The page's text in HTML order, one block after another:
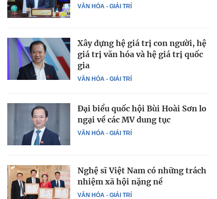
VĂN HÓA - GIẢI TRÍ
VĂN HÓA - GIẢI TRÍ
Xây dựng hệ giá trị con người, hệ
giá trị văn hóa và hệ giá trị quốc
gia
VĂN HÓA - GIẢI TRÍ
Đại biểu quốc hội Bùi Hoài Sơn lo
ngại về các MV dung tục
VĂN HÓA - GIẢI TRÍ
Nghệ sĩ Việt Nam có những trách
nhiệm xã hội nặng nề